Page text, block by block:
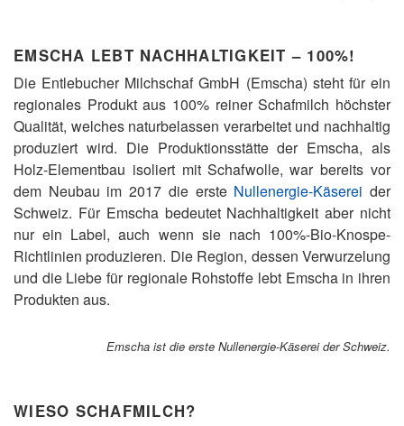
EMSCHA LEBT NACHHALTIGKEIT – 100%!
Die Entlebucher Milchschaf GmbH (Emscha) steht für ein
regionales Produkt aus 100% reiner Schafmilch höchster
Qualität, welches naturbelassen verarbeitet und nachhaltig
produziert wird. Die Produktionsstätte der Emscha, als
Holz-Elementbau isoliert mit Schafwolle, war bereits vor
dem Neubau im 2017 die erste Nullenergie-Käserei der
Schweiz. Für Emscha bedeutet Nachhaltigkeit aber nicht
nur ein Label, auch wenn sie nach 100%-Bio-Knospe-
Richtlinien produzieren. Die Region, dessen Verwurzelung
und die Liebe für regionale Rohstoffe lebt Emscha in ihren
Produkten aus.
Emscha ist die erste Nullenergie-Käserei der Schweiz.
WIESO SCHAFMILCH?